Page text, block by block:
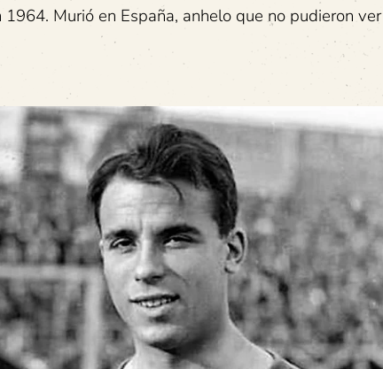
Murió en España, anhelo que no pudieron